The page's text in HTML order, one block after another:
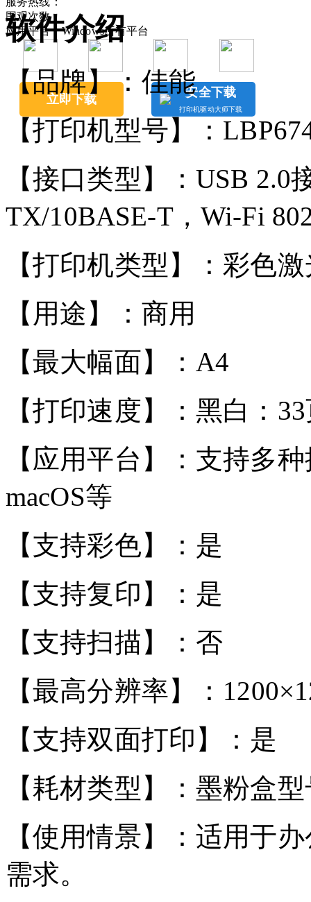
围观次数：
应用平台：Windows所有平台
立即下载 安全下载
打印机驱动大师下载
软件介绍
【品牌】：佳能
【打印机型号】：
【接口类型】：USB 2.0
TX/10BASE-T，Wi-Fi
【打印机类型】：彩色
【用途】：商用
【最大幅面】：A4
【打印速度】：黑白：
【应用平台】：支持多
macOS等
【支持彩色】：是
【支持复印】：是
【支持扫描】：否
【最高分辨率】：
【支持双面打印】：是
【耗材类型】：墨粉盒
【使用情景】：适用于
需求。